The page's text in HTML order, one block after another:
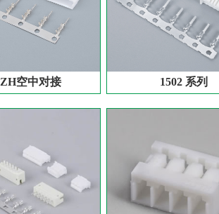
ZH空中对接 1502 系列